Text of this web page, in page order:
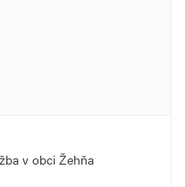
v obci Žehňa